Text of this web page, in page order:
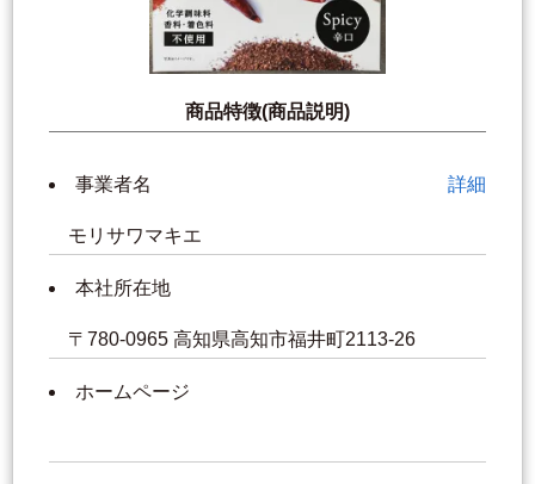
商品特徴(商品説明)
事業者名 詳細
モリサワマキエ
本社所在地
〒780-0965 高知県高知市福井町2113-26
ホームページ